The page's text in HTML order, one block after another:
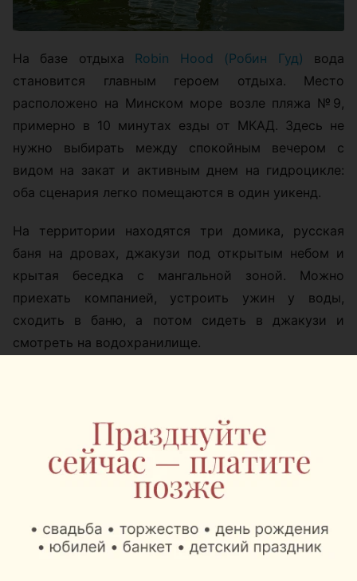
На базе отдыха Robin Hood (Робин Гуд) вода
становится главным героем отдыха. Место
расположено на Минском море возле пляжа №9,
примерно в 10 минутах езды от МКАД. Здесь не
нужно выбирать между спокойным вечером с
видом на закат и активным днем на гидроцикле:
оба сценария легко помещаются в один уикенд.
На территории находятся три домика, русская
баня на дровах, джакузи под открытым небом и
крытая беседка с мангальной зоной. Можно
приехать компанией, устроить ужин у воды,
сходить в баню, а потом сидеть в джакузи и
смотреть на водохранилище.
катер, катамараны, сапборды, аквакар, покататься
на банане или водных подушках. Для тех, кто
предпочитает тишину, есть рыбалка прямо с
Главная фишка локации — расположение прямо на
воде. Поэтому даже обычный отдых с мангалом